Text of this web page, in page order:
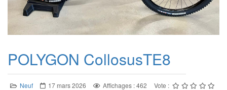
POLYGON CollosusTE8
Neuf 17 mars 2026 Affichages : 462 Vote :